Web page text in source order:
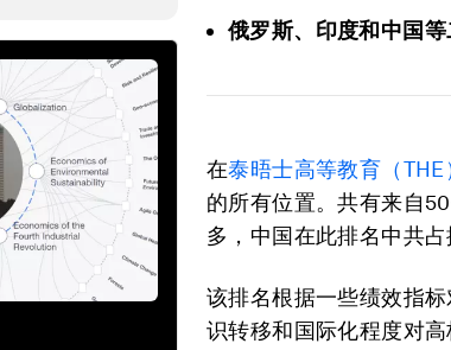
俄罗斯、印度和中国
在泰晤士高等教育（
的所有位置。共有来自
多，中国在此排名中共
该排名根据一些绩效指
识转移和国际化程度对高